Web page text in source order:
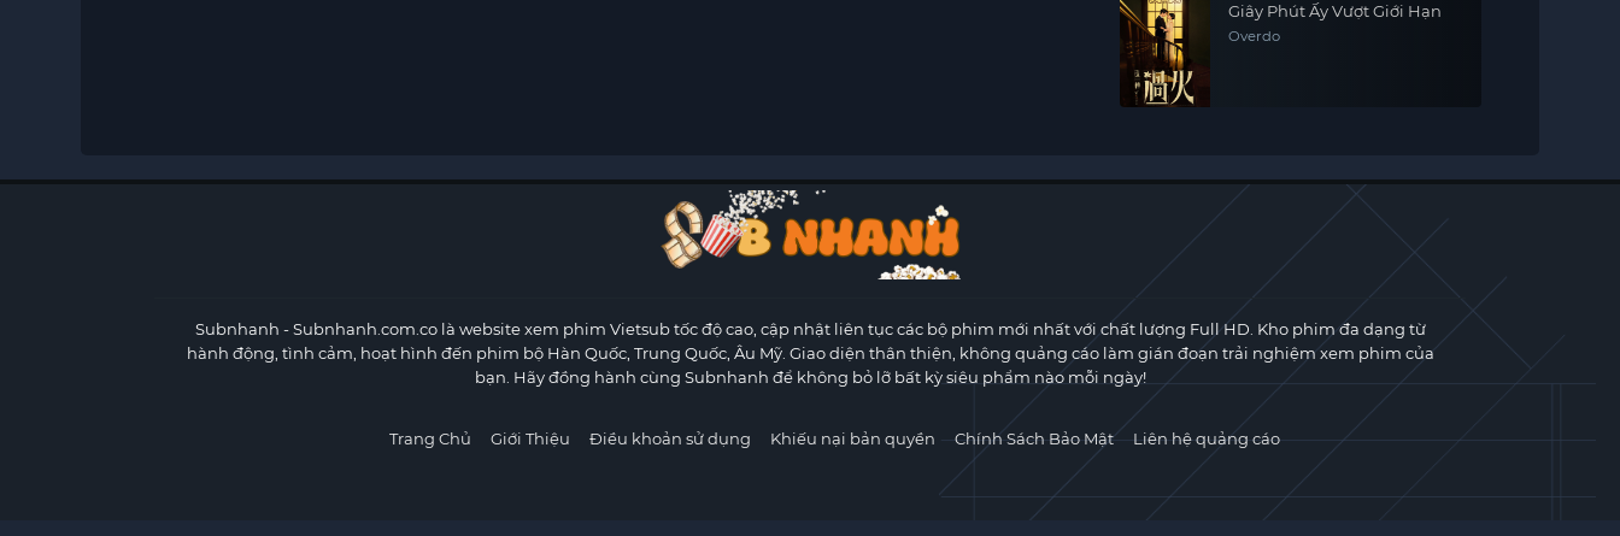
Giây Phút Ấy Vượt Giới Hạn
Overdo
Subnhanh - Subnhanh.com.co là website xem phim Vietsub tốc độ cao, cập nhật liên tục các bộ phim mới nhất với chất lượng Full HD. Kho phim đa dạng từ
hành động, tình cảm, hoạt hình đến phim bộ Hàn Quốc, Trung Quốc, Âu Mỹ. Giao diện thân thiện, không quảng cáo làm gián đoạn trải nghiệm xem phim của
bạn. Hãy đồng hành cùng Subnhanh để không bỏ lỡ bất kỳ siêu phẩm nào mỗi ngày!
Trang Chủ Giới Thiệu Điều khoản sử dụng Khiếu nại bản quyền Chính Sách Bảo Mật Liên hệ quảng cáo